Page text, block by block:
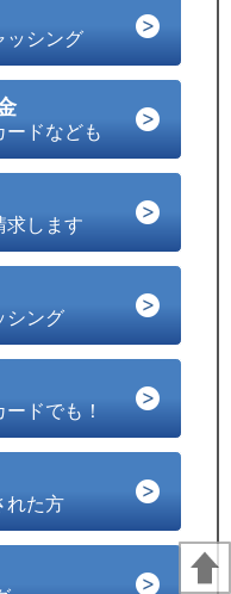
ッシング
ードなども
求します
シング
ドでも！
れた方